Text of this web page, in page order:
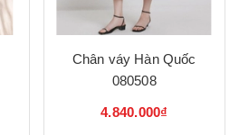
Chân váy Hàn Quốc
080508
4.840.000₫